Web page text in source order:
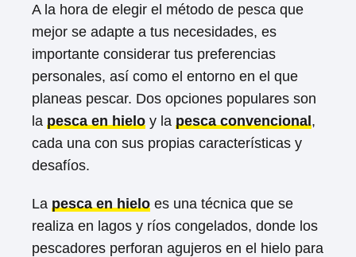
A la hora de elegir el método de pesca que
mejor se adapte a tus necesidades, es
importante considerar tus preferencias
personales, así como el entorno en el que
planeas pescar. Dos opciones populares son
la pesca en hielo y la pesca convencional,
cada una con sus propias características y
desafíos.
La pesca en hielo es una técnica que se
realiza en lagos y ríos congelados, donde los
pescadores perforan agujeros en el hielo para